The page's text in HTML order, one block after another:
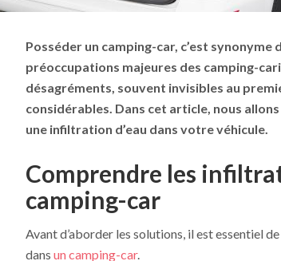
Posséder un camping-car, c’est synonyme
préoccupations majeures des camping-
désagréments, souvent invisibles au
considérables. Dans cet article, nous
une infiltration d’eau dans votre véhicule.
Comprendre les
camping-car
Avant d’aborder les solutions, il est essentiel
dans un camping-car.